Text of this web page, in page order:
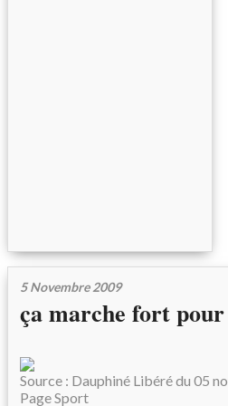
5 Novembre 2009
ça marche fort
Source : Dauphiné Libéré du 05
Page Sport